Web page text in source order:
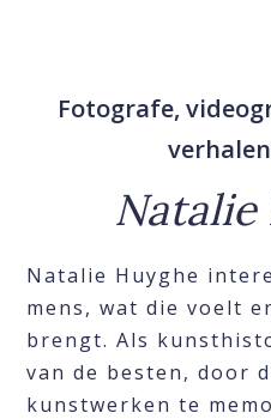
Fotografe,
Natalie
Natalie Huyghe
mens, wat die voelt
brengt. Als
van de besten, door
kunstwerken te